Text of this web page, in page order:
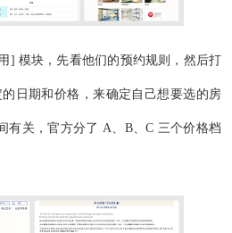
] 模块，先看他们的预约规则，然后打
日期和价格，来确定自己想要选的房
有关，官方分了 A、B、C 三个价格档